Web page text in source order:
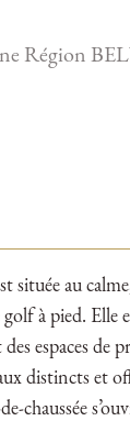
Région
située au
à pied. Elle
des espaces
distincts et
chaussée